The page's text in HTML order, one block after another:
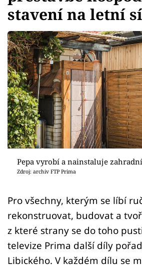
Zahrada
Design
Sledujte prima+
Přihlášení
Sledujte nás
stavení na letní
Pepa vyrobí a nainstaluje
Zdroj: archiv FTP Prima
Pro všechny, kterým se líbí
rekonstruovat, budovat a
z které strany se do toho
televize Prima další díly
Libického. V každém dílu se